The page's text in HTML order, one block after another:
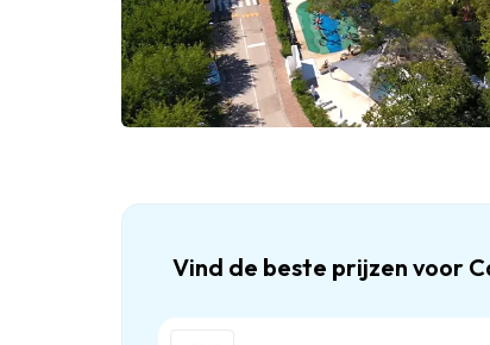
Vind de beste prijzen voor